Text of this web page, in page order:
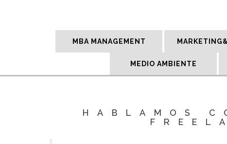
MBA MANAGEMENT
MEDIO AMBIENTE
HABLAMOS